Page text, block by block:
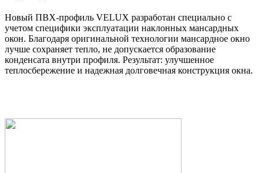
Новый ПВХ-профиль VELUX разработан специально c
учетом специфики эксплуатации наклонных мансардных
окон. Благодаря оригинальной технологии мансардное окно
лучше сохраняет тепло, не допускается образование
конденсата внутри профиля. Результат: улучшенное
теплосбережение и надежная долговечная конструкция окна.